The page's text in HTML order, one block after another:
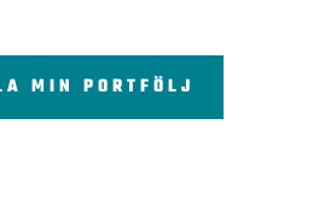
MIN PORTFÖLJ